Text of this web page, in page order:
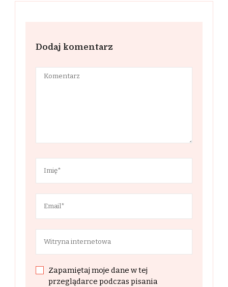
Dodaj komentarz
Zapamiętaj moje dane w tej
przeglądarce podczas pisania